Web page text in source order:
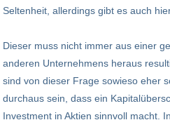
Seltenheit, allerdings gibt es auch
Dieser muss nicht immer aus einer
anderen Unternehmens heraus
sind von dieser Frage sowieso eher
durchaus sein, dass ein
Investment in Aktien sinnvoll macht.